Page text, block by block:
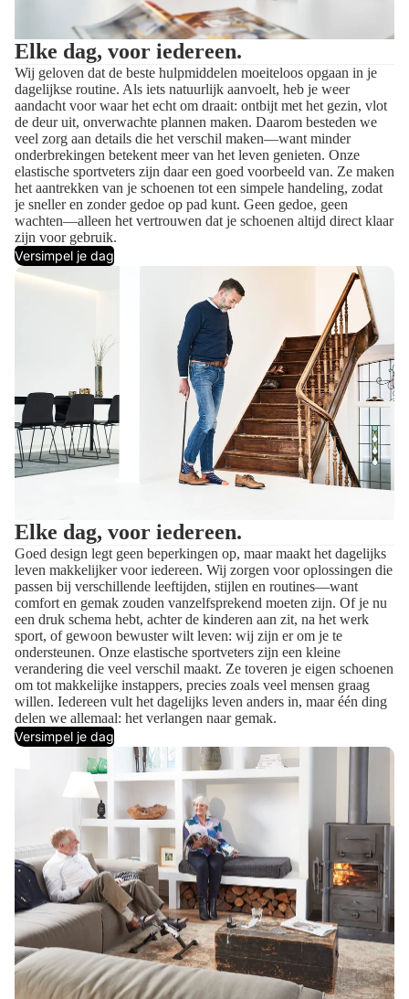
Elke dag, voor iedereen.
Wij geloven dat de beste hulpmiddelen moeiteloos opgaan in je
dagelijkse routine. Als iets natuurlijk aanvoelt, heb je weer
aandacht voor waar het echt om draait: ontbijt met het gezin, vlot
de deur uit, onverwachte plannen maken. Daarom besteden we
veel zorg aan details die het verschil maken—want minder
onderbrekingen betekent meer van het leven genieten. Onze
elastische sportveters zijn daar een goed voorbeeld van. Ze maken
het aantrekken van je schoenen tot een simpele handeling, zodat
je sneller en zonder gedoe op pad kunt. Geen gedoe, geen
wachten—alleen het vertrouwen dat je schoenen altijd direct klaar
zijn voor gebruik.
Versimpel je dag
Elke dag, voor iedereen.
Goed design legt geen beperkingen op, maar maakt het dagelijks
leven makkelijker voor iedereen. Wij zorgen voor oplossingen die
passen bij verschillende leeftijden, stijlen en routines—want
comfort en gemak zouden vanzelfsprekend moeten zijn. Of je nu
een druk schema hebt, achter de kinderen aan zit, na het werk
sport, of gewoon bewuster wilt leven: wij zijn er om je te
ondersteunen. Onze elastische sportveters zijn een kleine
verandering die veel verschil maakt. Ze toveren je eigen schoenen
om tot makkelijke instappers, precies zoals veel mensen graag
willen. Iedereen vult het dagelijks leven anders in, maar één ding
delen we allemaal: het verlangen naar gemak.
Versimpel je dag